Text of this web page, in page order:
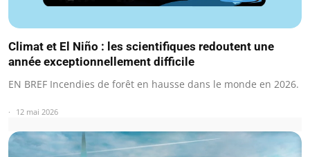
Climat et El Niño : les scientifiques redoutent une
année exceptionnellement difficile
EN BREF Incendies de forêt en hausse dans le monde en 2026.
12 mai 2026